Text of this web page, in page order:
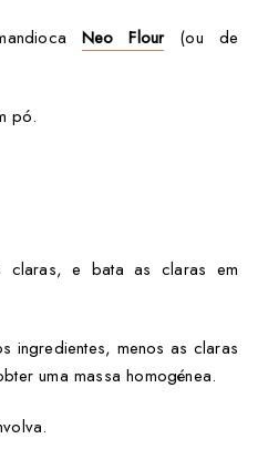
Neo Flour
(ou de
pó.
claras, e bata as claras em
ingredientes, menos as claras
uma massa homogénea.